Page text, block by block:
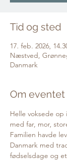
Tid og sted
17. feb. 2026,
Næstved,
Danmark
Om eventet
Helle voksede
med far, mor,
Familien havde
Danmark med
fødselsdage og